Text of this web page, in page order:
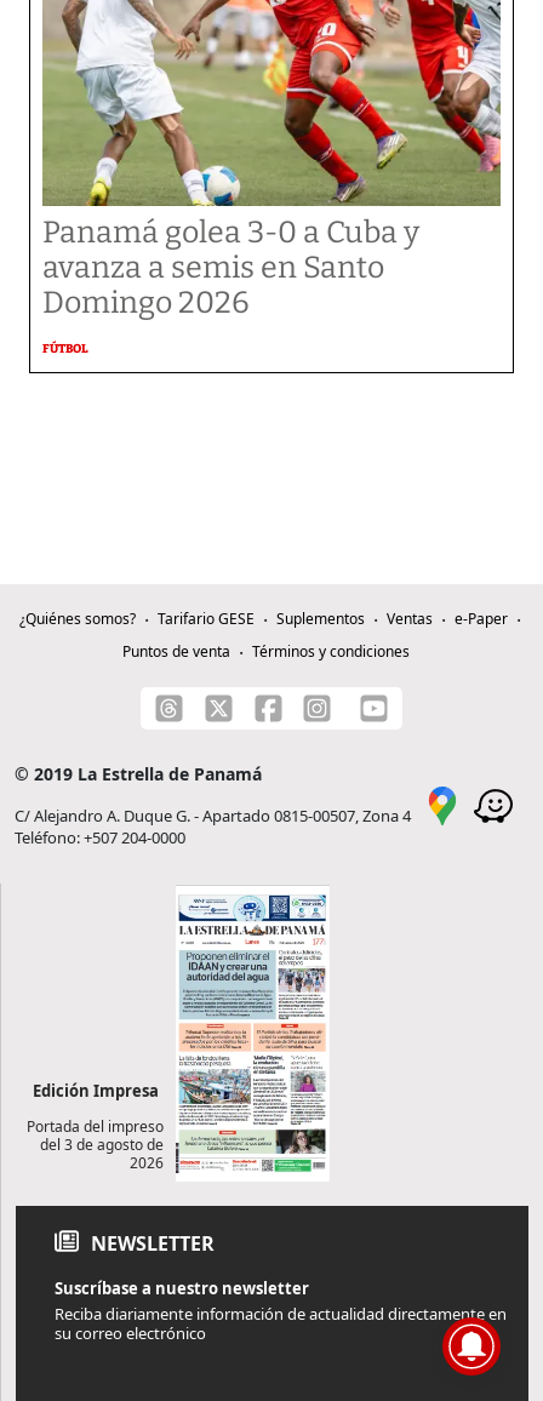
Panamá golea 3-0 a Cuba y
avanza a semis en Santo
Domingo 2026
FÚTBOL
¿Quiénes somos? Tarifario GESE Suplementos Ventas
e-Paper
Puntos de venta
Términos y condiciones
© 2019 La Estrella de Panamá
C/ Alejandro A. Duque G. - Apartado 0815-00507, Zona 4
Teléfono: +507 204-0000
Edición Impresa
Portada del impreso
del 3 de agosto de
2026
NEWSLETTER
Suscríbase a nuestro newsletter
Reciba diariamente información de actualidad directamente en
su correo electrónico